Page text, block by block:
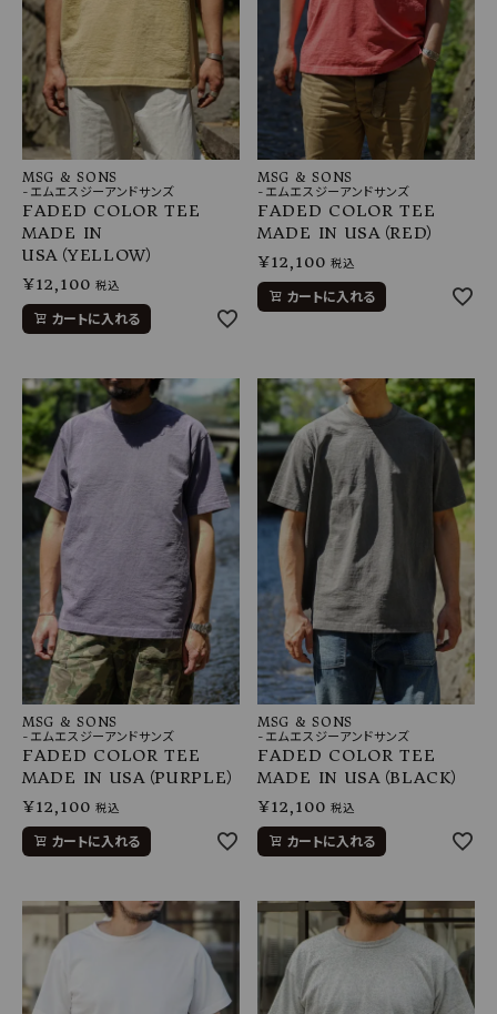
MSG & SONS
-エムエスジーアンドサンズ
FADED COLOR TEE
MADE IN
USA（YELLOW）
¥12,100 税込
カートに入れる
MSG & SONS
-エムエスジーアンドサンズ
FADED COLOR TEE
MADE IN USA（RED）
¥12,100 税込
カートに入れる
MSG & SONS
-エムエスジーアンドサンズ
FADED COLOR TEE
MADE IN USA（PURPLE）
¥12,100 税込
カートに入れる
MSG & SONS
-エムエスジーアンドサンズ
FADED COLOR TEE
MADE IN USA（BLACK）
¥12,100 税込
カートに入れる